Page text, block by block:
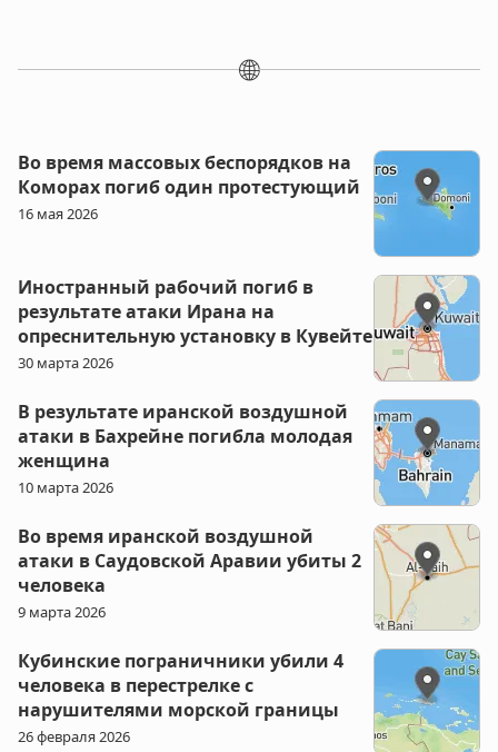
🌐
Во время массовых беспорядков на
Коморах погиб один протестующий
16 мая 2026
Иностранный рабочий погиб в
результате атаки Ирана на
опреснительную установку в Кувейте
30 марта 2026
В результате иранской воздушной
атаки в Бахрейне погибла молодая
женщина
10 марта 2026
Во время иранской воздушной
атаки в Саудовской Аравии убиты 2
человека
9 марта 2026
Кубинские пограничники убили 4
человека в перестрелке с
нарушителями морской границы
26 февраля 2026